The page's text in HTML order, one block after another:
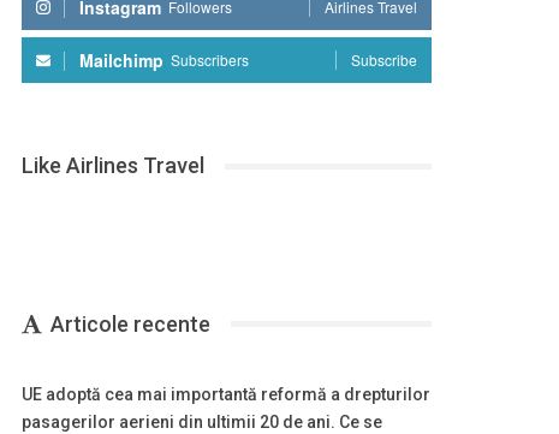
Instagram Followers Airlines Travel
Mailchimp Subscribers Subscribe
Like Airlines Travel
Articole recente
UE adoptă cea mai importantă reformă a drepturilor
pasagerilor aerieni din ultimii 20 de ani. Ce se